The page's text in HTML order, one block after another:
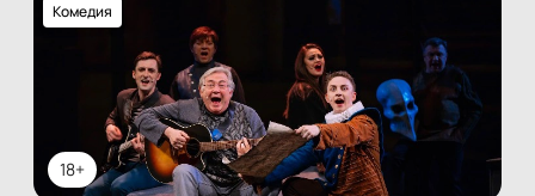
18+
Комедия